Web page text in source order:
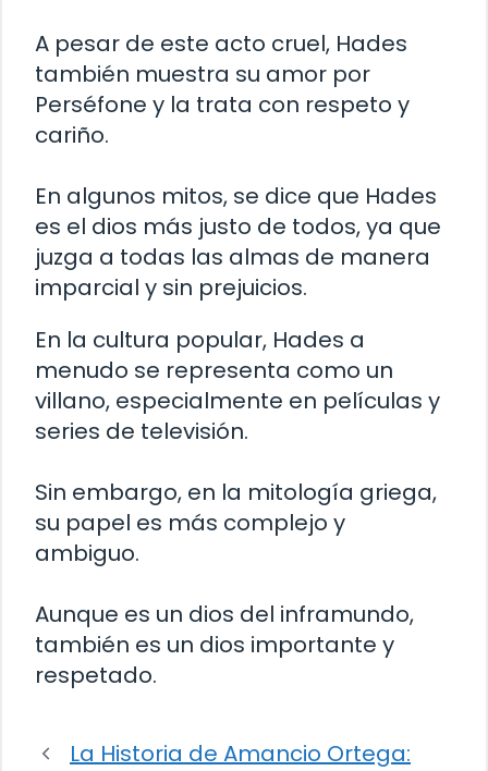
A pesar de este acto cruel, Hades
también muestra su amor por
Perséfone y la trata con respeto y
cariño.
En algunos mitos, se dice que Hades
es el dios más justo de todos, ya que
juzga a todas las almas de manera
imparcial y sin prejuicios.
En la cultura popular, Hades a
menudo se representa como un
villano, especialmente en películas y
series de televisión.
Sin embargo, en la mitología griega,
su papel es más complejo y
ambiguo.
Aunque es un dios del inframundo,
también es un dios importante y
respetado.
La Historia de Amancio Ortega: